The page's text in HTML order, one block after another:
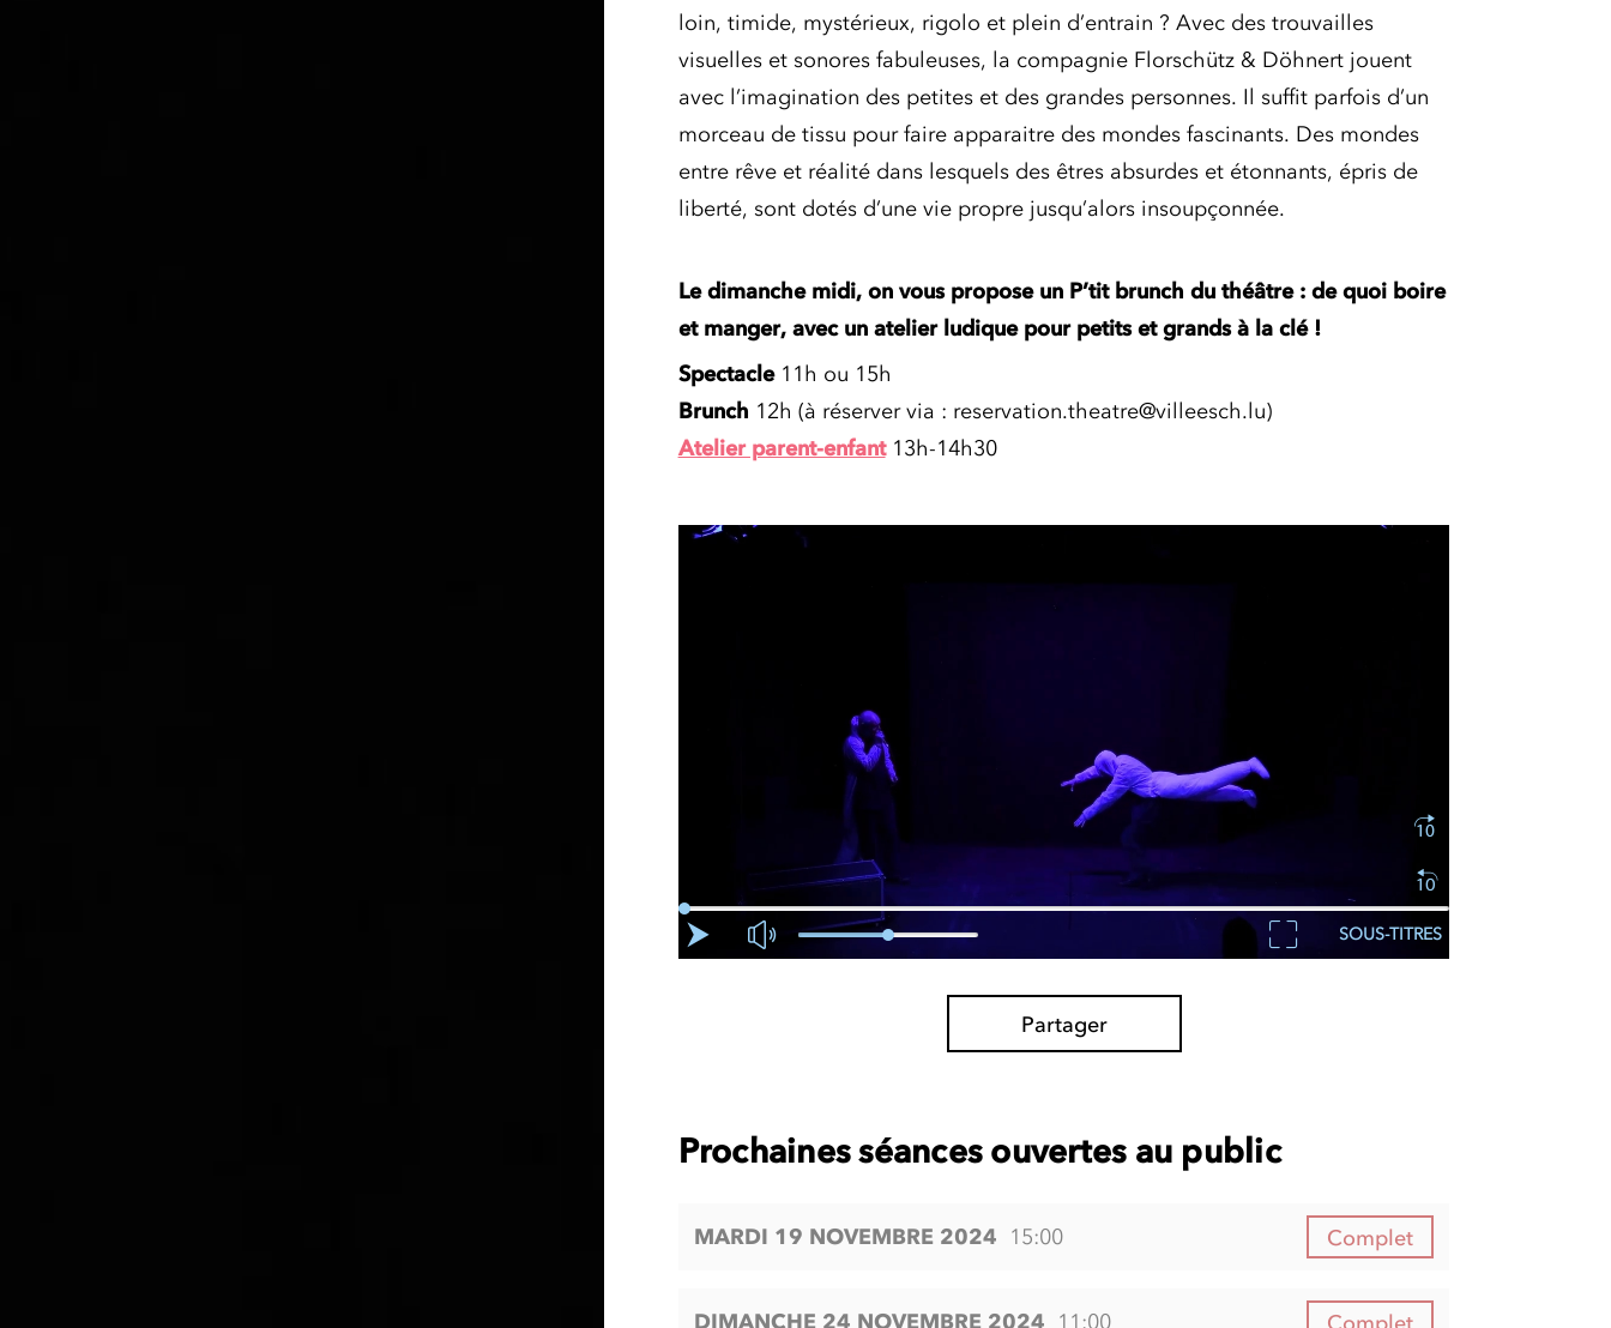
loin, timide, mystérieux, rigolo et plein d’entrain ? Avec des trouvailles
visuelles et sonores fabuleuses, la compagnie Florschütz & Döhnert jouent
avec l’imagination des petites et des grandes personnes. Il suffit parfois d’un
morceau de tissu pour faire apparaitre des mondes fascinants. Des mondes
entre rêve et réalité dans lesquels des êtres absurdes et étonnants, épris de
liberté, sont dotés d’une vie propre jusqu’alors insoupçonnée.
Le dimanche midi, on vous propose un P’tit brunch du théâtre : de quoi boire
et manger, avec un atelier ludique pour petits et grands à la clé !
Spectacle11h ou 15h
Brunch 12h (à réserver via : reservation.theatre@villeesch.lu)
Atelier parent-enfant13h-14h30
SOUS-TITRES
Partager
Prochaines séances ouvertes au public
MARDI 19 NOVEMBRE 2024 15:00 Complet
DIMANCHE 24 NOVEMBRE 2024 11:00